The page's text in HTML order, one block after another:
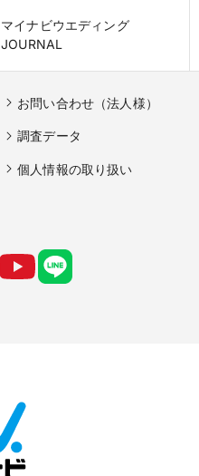
マイナビウエディング
JOURNAL
お問い合わせ（法人様）
調査データ
個人情報の取り扱い